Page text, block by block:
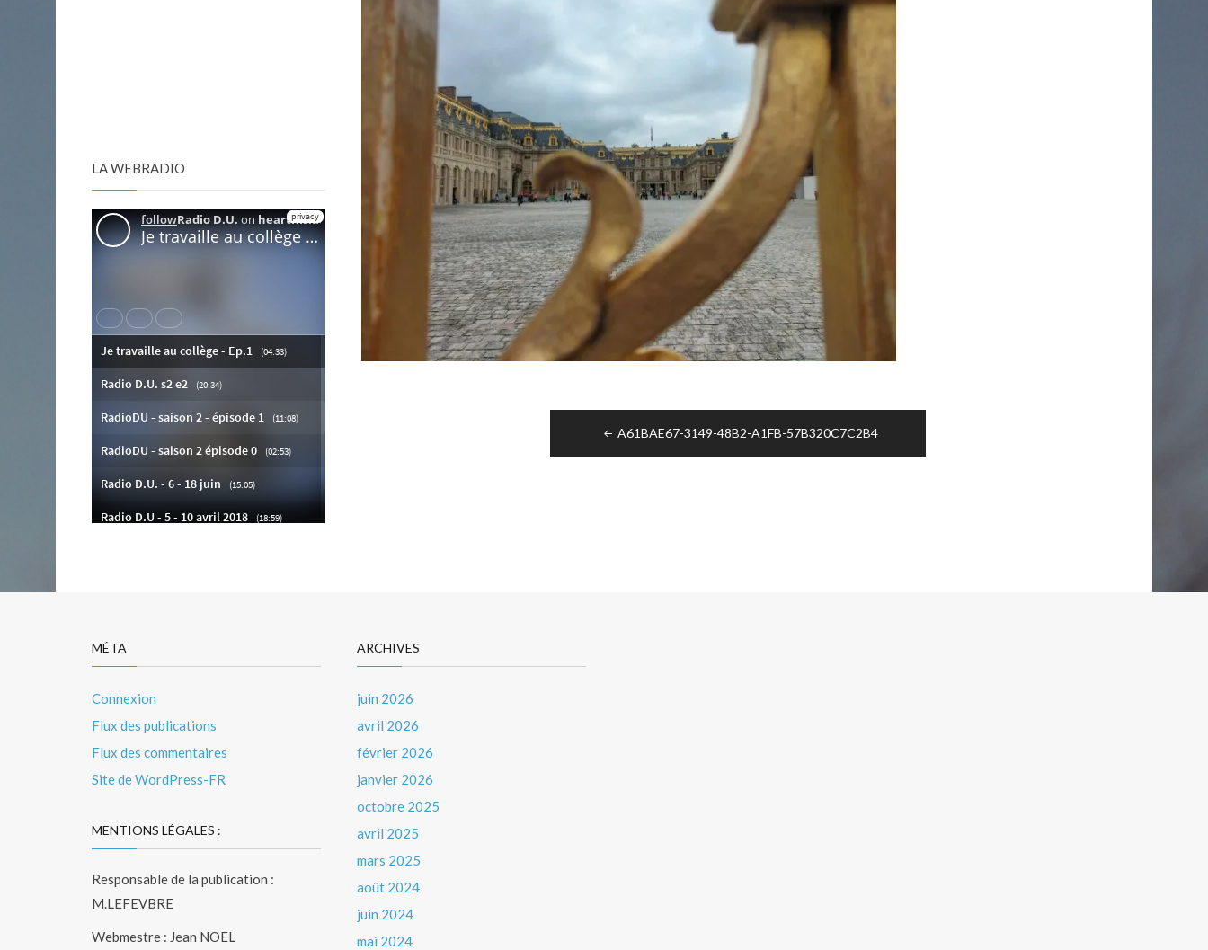
A61BAE67-3149-48B2-A1FB-57B320C7C2B4
LA WEBRADIO
MÉTA
Connexion
Flux des publications
Flux des commentaires
Site de WordPress-FR
MENTIONS LÉGALES :
Responsable de la publication :
M.LEFEVBRE
Webmestre : Jean NOEL
ARCHIVES
juin 2026
avril 2026
février 2026
janvier 2026
octobre 2025
avril 2025
mars 2025
août 2024
juin 2024
mai 2024